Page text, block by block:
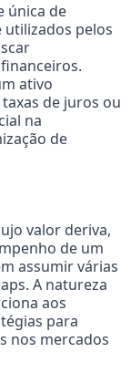
única de
pelos
ativo
de juros ou
na
de
valor deriva,
de um
assumir várias
A natureza
aos
para
nos mercados